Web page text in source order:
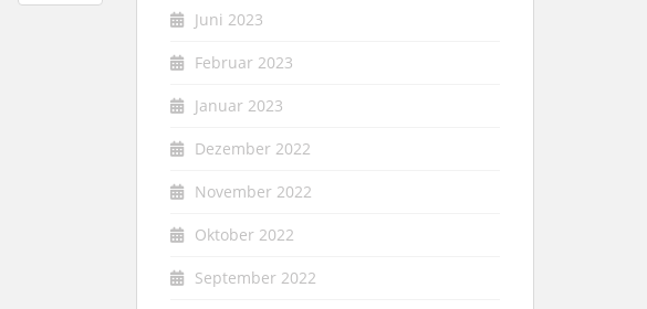
Juni 2023
Februar 2023
Januar 2023
Dezember 2022
November 2022
Oktober 2022
September 2022